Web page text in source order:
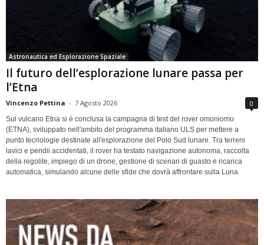
Astronautica ed Esplorazione Spaziale
Il futuro dell’esplorazione lunare passa per
l’Etna
Vincenzo Pettina - 7 Agosto 2026 0
Sul vulcano Etna si è conclusa la campagna di test del rover omoniomo
(ETNA), sviluppato nell'ambito del programma italiano ULS per mettere a
punto tecnologie destinate all'esplorazione del Polo Sud lunare. Tra terreni
lavici e pendii accidentati, il rover ha testato navigazione autonoma, raccolta
della regolite, impiego di un drone, gestione di scenari di guasto e ricarica
automatica, simulando alcune delle sfide che dovrà affrontare sulla Luna